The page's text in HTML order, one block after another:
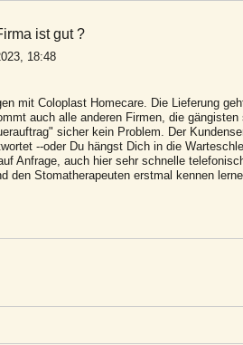
ist gut ?
18:48
mit Coloplast Homecare. Die Lieferung
auch alle anderen Firmen, die
sicher kein Problem. Der
--oder Du hängst Dich in die
Anfrage, auch hier sehr schnelle
den Stomatherapeuten erstmal kennen